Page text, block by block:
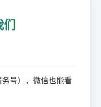
们
号），微信也能看